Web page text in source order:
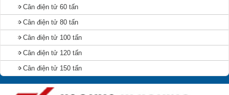
Cân điện tử 60 tấn
Cân điện tử 80 tấn
Cân điện tử 100 tấn
Cân điện tử 120 tấn
Cân điện tử 150 tấn